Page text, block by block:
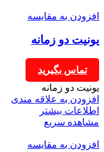
افزودن به مقایسه
یونیت دو زمانه
تماس بگیرید
یونیت دو زمانه
افزودن به علاقه مندی
اطلاعات بیشتر
مشاهده سریع
افزودن به مقایسه